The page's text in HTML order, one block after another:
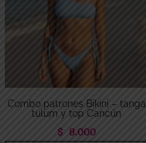
Combo patrones Bikini – tanga
tulum y top Cancún
$ 8.000